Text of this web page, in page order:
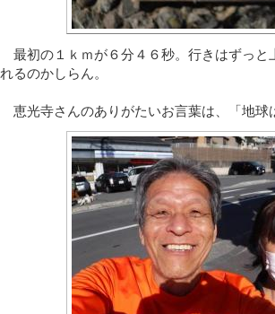
最初の１ｋｍが６分４６秒。行きはずっと
れるのかしらん。
恵光寺さんのありがたいお言葉は、「地球